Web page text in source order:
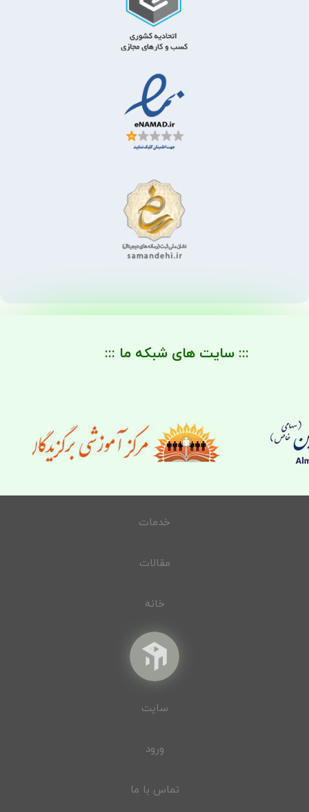
::: سایت های شبکه ما :::
خدمات
مقالات
خانه
سایت
ورود
تماس با ما